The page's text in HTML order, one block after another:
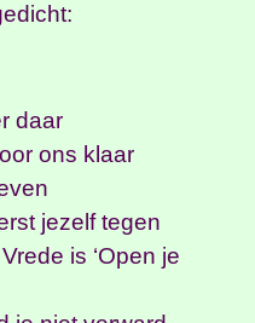
daar
ons klaar
jezelf tegen
is ‘Open je